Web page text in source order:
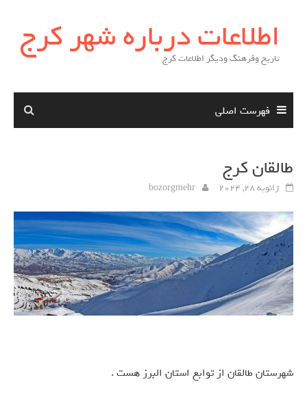
contentاطلاعات درباره شهر کرج
تاریخ وفرهنگ ودیگر اطلاعات کرج
فهرست اصلی
طالقان کرج
ژانویه 28, 2024 bozorgmehr
شهرستان طالقان از توابع استان البرز هست .